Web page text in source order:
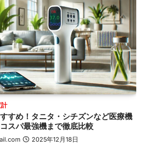
すめ！タニタ・シチズンなど医療機
スパ最強機まで徹底比較
2025年12月18日